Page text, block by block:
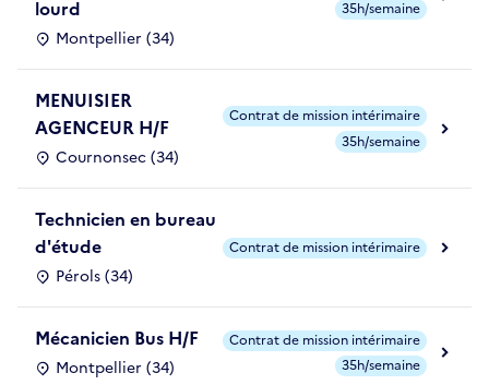
lourd
Montpellier (34)
35h/semaine
MENUISIER
AGENCEUR H/F
Cournonsec (34)
Contrat de mission intérimaire
35h/semaine
Technicien en bureau
d'étude
Pérols (34)
Contrat de mission intérimaire
Mécanicien Bus H/F
Montpellier (34)
Contrat de mission intérimaire
35h/semaine